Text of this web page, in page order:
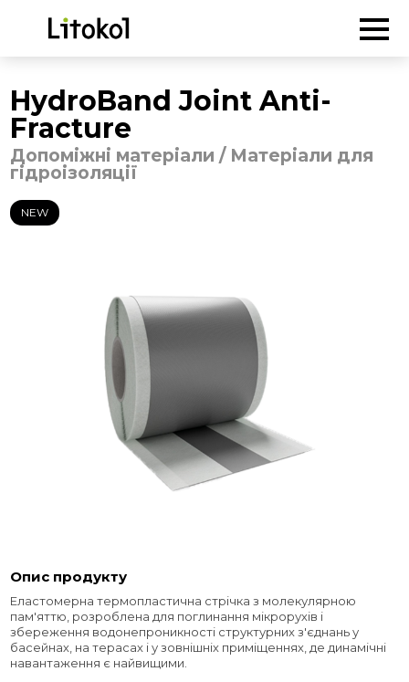
ГОЛОВНА -Продукція
Матеріали для
HydroBand Joint Anti-
Fracture
Допоміжні матеріали / Матеріали для
гідроізоляції
NEW
Опис продукту
Еластомерна термопластична стрічка з молекулярною
пам'яттю, розроблена для поглинання мікрорухів і
збереження водонепроникності структурних з'єднань у
басейнах, на терасах і у зовнішніх приміщеннях, де динамічні
навантаження є найвищими.